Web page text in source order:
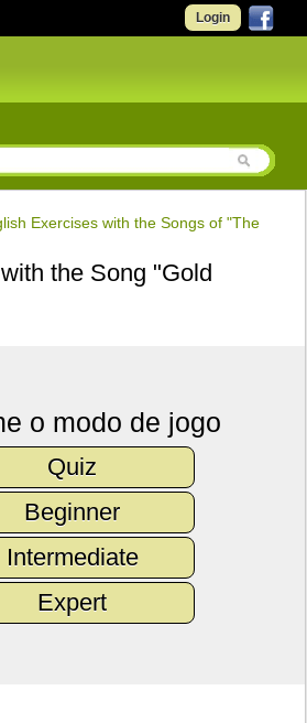
Login
Exercises with the Songs of "The
the Song "Gold
o modo de jogo
Quiz
Beginner
Intermediate
Expert